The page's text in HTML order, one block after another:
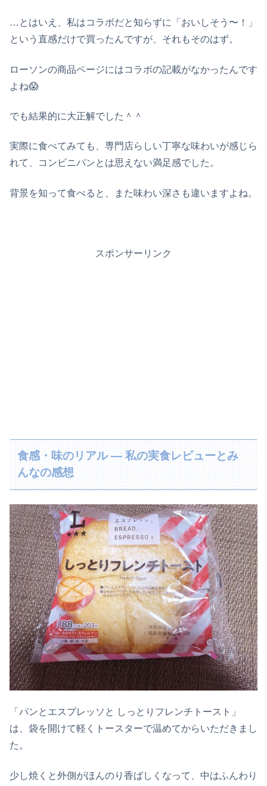
…とはいえ、私はコラボだと知らずに「おいしそう〜！」
という直感だけで買ったんですが、それもそのはず。
ローソンの商品ページにはコラボの記載がなかったんです
よね😱
でも結果的に大正解でした＾＾
実際に食べてみても、専門店らしい丁寧な味わいが感じら
れて、コンビニパンとは思えない満足感でした。
背景を知って食べると、また味わい深さも違いますよね。
スポンサーリンク
食感・味のリアル — 私の実食レビューとみ
んなの感想
「パンとエスプレッソと しっとりフレンチトースト」
は、袋を開けて軽くトースターで温めてからいただきまし
た。
少し焼くと外側がほんのり香ばしくなって、中はふんわり